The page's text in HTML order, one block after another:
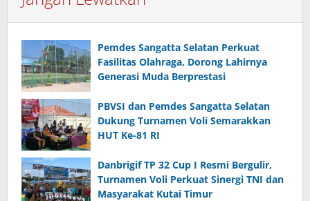
Pemdes Sangatta Selatan Perkuat
Fasilitas Olahraga, Dorong Lahirnya
Generasi Muda Berprestasi
PBVSI dan Pemdes Sangatta Selatan
Dukung Turnamen Voli Semarakkan
HUT Ke-81 RI
Danbrigif TP 32 Cup I Resmi Bergulir,
Turnamen Voli Perkuat Sinergi TNI dan
Masyarakat Kutai Timur